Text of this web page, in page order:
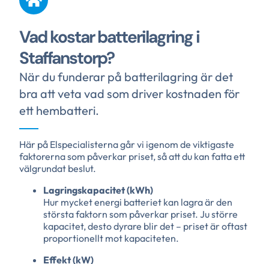
Vad kostar batterilagring i
Staffanstorp?
När du funderar på batterilagring är det
bra att veta vad som driver kostnaden för
ett hembatteri.
Här på Elspecialisterna går vi igenom de viktigaste
faktorerna som påverkar priset, så att du kan fatta ett
välgrundat beslut.
Lagringskapacitet (kWh)
Hur mycket energi batteriet kan lagra är den
största faktorn som påverkar priset. Ju större
kapacitet, desto dyrare blir det – priset är oftast
proportionellt mot kapaciteten.
Effekt (kW)